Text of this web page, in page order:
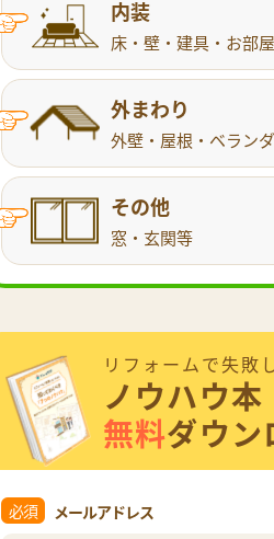
内装
床・壁・建具・お部
外まわり
外壁・屋根・ベラン
その他
窓・玄関等
リフォームで失敗
ノウハウ本
無料ダウン
必須 メールアドレス